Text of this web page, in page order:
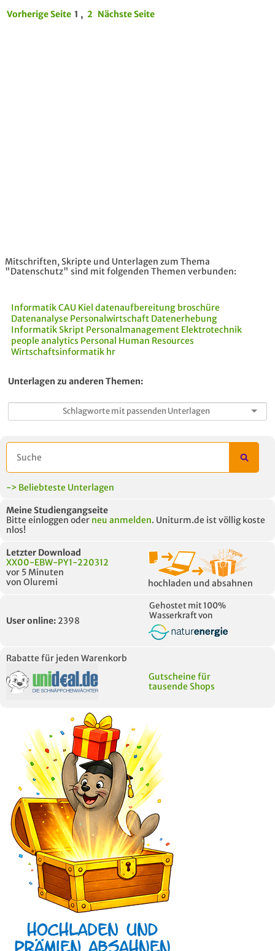
Vorherige Seite 1 , 2 Nächste Seite
Mitschriften, Skripte und Unterlagen zum Thema
"Datenschutz" sind mit folgenden Themen verbunden:
Informatik CAU Kiel datenaufbereitung broschüre
Datenanalyse Personalwirtschaft Datenerhebung
Informatik Skript Personalmanagement Elektrotechnik
people analytics Personal Human Resources
Wirtschaftsinformatik hr
Unterlagen zu anderen Themen:
-> Beliebteste Unterlagen
Meine Studiengangseite
Bitte einloggen oder neu anmelden. Uniturm.de ist völlig koste
nlos!
Letzter Download
XX00-EBW-PY1-220312
vor 5 Minuten
von Oluremi
hochladen und absahnen
User online: 2398
Gehostet mit 100%
Wasserkraft von
Rabatte für jeden Warenkorb
Gutscheine für
tausende Shops